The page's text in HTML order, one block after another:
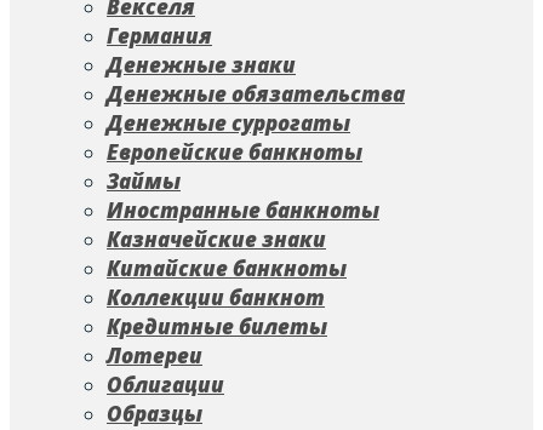
Векселя
Германия
Денежные знаки
Денежные обязательства
Денежные суррогаты
Европейские банкноты
Займы
Иностранные банкноты
Казначейские знаки
Китайские банкноты
Коллекции банкнот
Кредитные билеты
Лотереи
Облигации
Образцы